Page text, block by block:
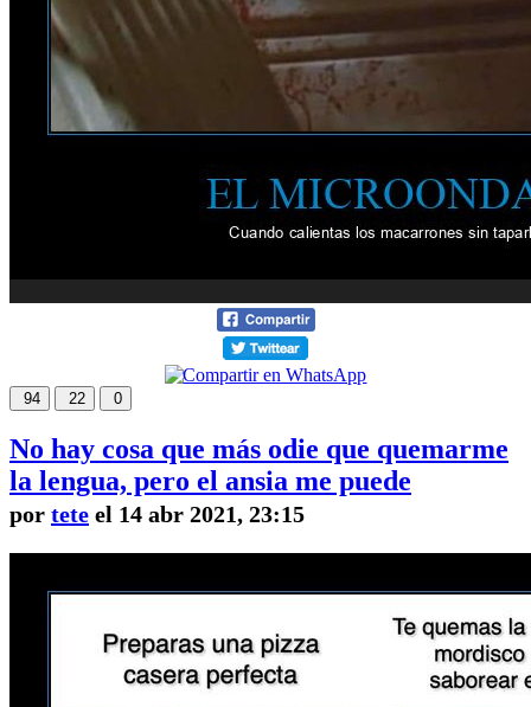
94 22 0
No hay cosa que más odie que quemarme
la lengua, pero el ansia me puede
por tete el 14 abr 2021, 23:15